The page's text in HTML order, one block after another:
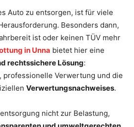
Auto zu entsorgen, ist für viele
Besonders dann,
ist oder keinen TÜV mehr
in Unna bietet hier eine
rechtssichere Lösung:
professionelle Verwertung und die
Verwertungsnachweises.
nicht zur Belastung,